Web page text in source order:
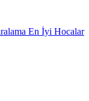
En İyi Hocalar